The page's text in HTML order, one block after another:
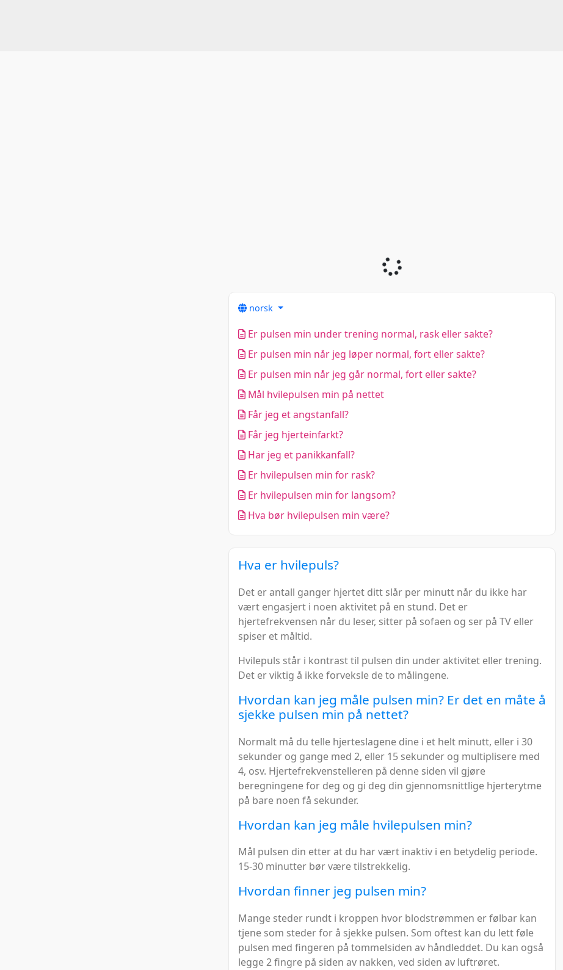
norsk
Er pulsen min under trening normal, rask eller sakte?
Er pulsen min når jeg løper normal, fort eller sakte?
Er pulsen min når jeg går normal, fort eller sakte?
Mål hvilepulsen min på nettet
Får jeg et angstanfall?
Får jeg hjerteinfarkt?
Har jeg et panikkanfall?
Er hvilepulsen min for rask?
Er hvilepulsen min for langsom?
Hva bør hvilepulsen min være?
Hva er hvilepuls?
Det er antall ganger hjertet ditt slår per minutt når du ikke har
vært engasjert i noen aktivitet på en stund. Det er
hjertefrekvensen når du leser, sitter på sofaen og ser på TV eller
spiser et måltid.
Hvilepuls står i kontrast til pulsen din under aktivitet eller trening.
Det er viktig å ikke forveksle de to målingene.
Hvordan kan jeg måle pulsen min? Er det en måte å
sjekke pulsen min på nettet?
Normalt må du telle hjerteslagene dine i et helt minutt, eller i 30
sekunder og gange med 2, eller 15 sekunder og multiplisere med
4, osv. Hjertefrekvenstelleren på denne siden vil gjøre
beregningene for deg og gi deg din gjennomsnittlige hjerterytme
på bare noen få sekunder.
Hvordan kan jeg måle hvilepulsen min?
Mål pulsen din etter at du har vært inaktiv i en betydelig periode.
15-30 minutter bør være tilstrekkelig.
Hvordan finner jeg pulsen min?
Mange steder rundt i kroppen hvor blodstrømmen er følbar kan
tjene som steder for å sjekke pulsen. Som oftest kan du lett føle
pulsen med fingeren på tommelsiden av håndleddet. Du kan også
legge 2 fingre på siden av nakken, ved siden av luftrøret.